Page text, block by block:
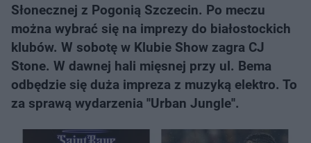
Słonecznej z Pogonią Szczecin. Po meczu
można wybrać się na imprezy do białostockich
klubów. W sobotę w Klubie Show zagra CJ
Stone. W dawnej hali mięsnej przy ul. Bema
odbędzie się duża impreza z muzyką elektro. To
za sprawą wydarzenia ''Urban Jungle''.